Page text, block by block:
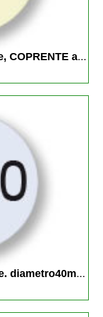
COPRENTE a...
diametro40m...